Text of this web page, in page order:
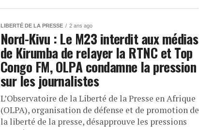
LIBERTÉ DE LA PRESSE 2 ans ago
Nord-Kivu : Le M23 interdit aux médias
de Kirumba de relayer la RTNC et Top
Congo FM, OLPA condamne la pression
sur les journalistes
L’Observatoire de la Liberté de la Presse en Afrique
(OLPA), organisation de défense et de promotion de
la liberté de la presse, désapprouve les pressions